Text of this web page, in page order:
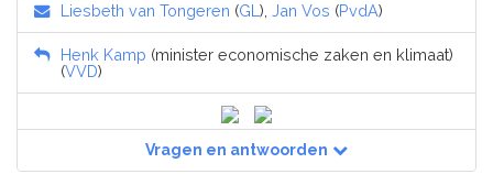
Liesbeth van Tongeren (GL ), Jan Vos (PvdA)
Henk Kamp (minister economische zaken en klimaat)
(VVD)
Vragen en antwoorden